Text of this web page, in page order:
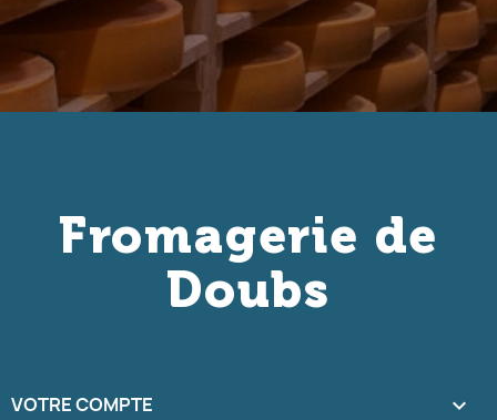
Fromagerie de
Doubs
VOTRE COMPTE 